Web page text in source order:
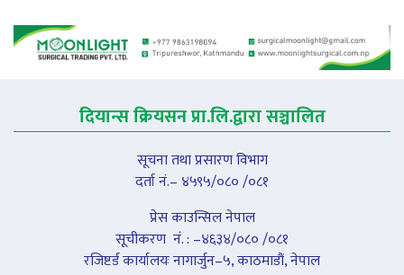
दियान्स क्रियसन प्रा.लि.द्वारा सञ्चालित
सूचना तथा प्रसारण विभाग
दर्ता नं.– ४५९५/०८० /०८१
प्रेस काउन्सिल नेपाल
सूचीकरण नंं. : –४६३४/०८० /०८१
रजिष्टर्ड कार्यालयः नागार्जुन–५, काठमाडौं, नेपाल